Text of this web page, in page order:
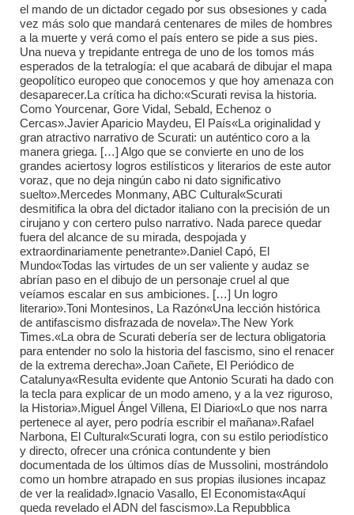
el mando de un dictador cegado por sus obsesiones y cada
vez más solo que mandará centenares de miles de hombres
a la muerte y verá como el país entero se pide a sus pies.
Una nueva y trepidante entrega de uno de los tomos más
esperados de la tetralogía: el que acabará de dibujar el mapa
geopolítico europeo que conocemos y que hoy amenaza con
desaparecer.La crítica ha dicho:«Scurati revisa la historia.
Como Yourcenar, Gore Vidal, Sebald, Echenoz o
Cercas».Javier Aparicio Maydeu, El País«La originalidad y
gran atractivo narrativo de Scurati: un auténtico coro a la
manera griega. […] Algo que se convierte en uno de los
grandes aciertosy logros estilísticos y literarios de este autor
voraz, que no deja ningún cabo ni dato significativo
suelto».Mercedes Monmany, ABC Cultural«Scurati
desmitifica la obra del dictador italiano con la precisión de un
cirujano y con certero pulso narrativo. Nada parece quedar
fuera del alcance de su mirada, despojada y
extraordinariamente penetrante».Daniel Capó, El
Mundo«Todas las virtudes de un ser valiente y audaz se
abrían paso en el dibujo de un personaje cruel al que
veíamos escalar en sus ambiciones. […] Un logro
literario».Toni Montesinos, La Razón«Una lección histórica
de antifascismo disfrazada de novela».The New York
Times.«La obra de Scurati debería ser de lectura obligatoria
para entender no solo la historia del fascismo, sino el renacer
de la extrema derecha».Joan Cañete, El Periódico de
Catalunya«Resulta evidente que Antonio Scurati ha dado con
la tecla para explicar de un modo ameno, y a la vez riguroso,
la Historia».Miguel Ángel Villena, El Diario«Lo que nos narra
pertenece al ayer, pero podría escribir el mañana».Rafael
Narbona, El Cultural«Scurati logra, con su estilo periodístico
y directo, ofrecer una crónica contundente y bien
documentada de los últimos días de Mussolini, mostrándolo
como un hombre atrapado en sus propias ilusiones incapaz
de ver la realidad».Ignacio Vasallo, El Economista«Aquí
queda revelado el ADN del fascismo».La Repubblica